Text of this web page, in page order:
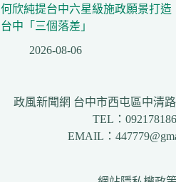
何欣純提台中六星級施政願景打造
台中「三個落差」
2026-08-06
政風新聞網 台中市西屯區中清
TEL：
EMAIL：